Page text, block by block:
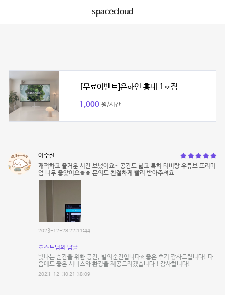
spacecloud
[무료이벤트]은하연 홍대 1호점
1,000 원/시간
이수린
쾌적하고 즐거운 시간 보냈어요~ 공간도 넓고 특히 티비랑 유튜브 프리미
엄 너무 좋았어요ㅎㅎ 문의도 친절하게 빨리 받아주셔요
2023-12-28 22:11:44
호스트님의 답글
빛나는 순간을 위한 공간, 별의순간입니다⭐️ 좋은 후기 감사드립니다! 다
음에도 좋은 서비스와 환경을 제공드리겠습니다 ! 감사합니다!
2023-12-30 21:38:09